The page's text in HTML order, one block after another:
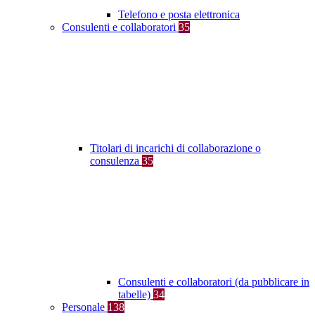
Telefono e posta elettronica
Consulenti e collaboratori 35
Titolari di incarichi di collaborazione o
consulenza 35
Consulenti e collaboratori (da pubblicare in
tabelle) 34
Personale 138